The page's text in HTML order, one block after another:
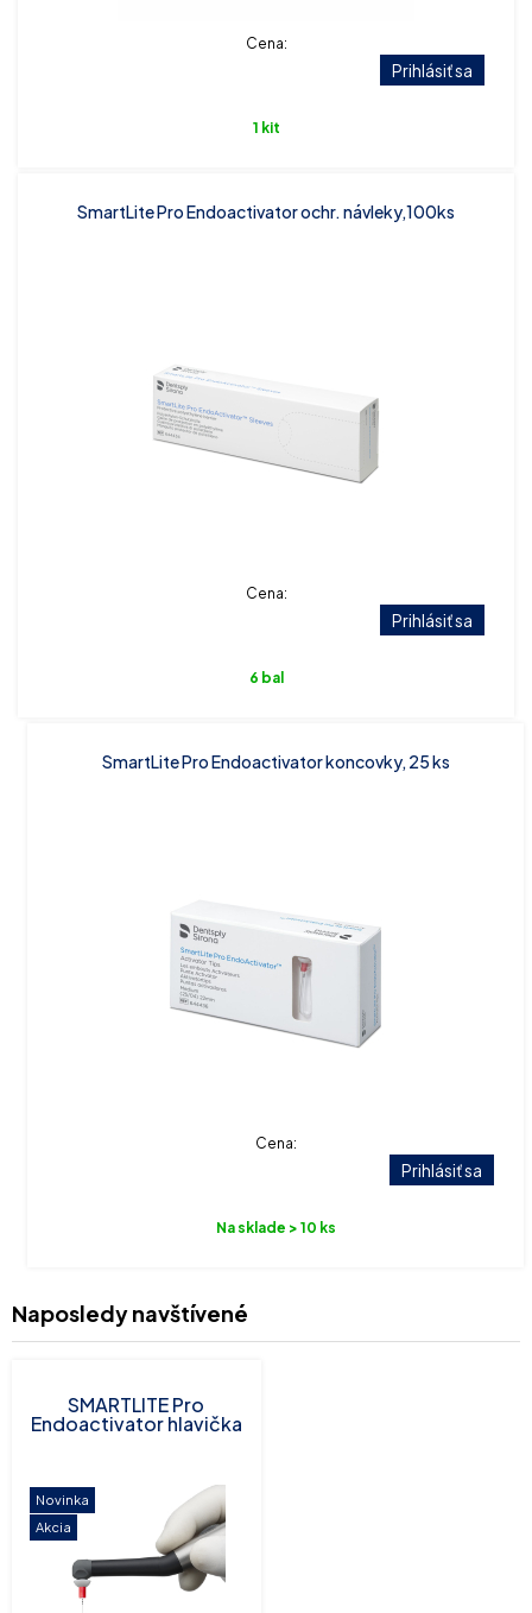
Cena:
Prihlásiť sa
1 kit
SmartLite Pro Endoactivator ochr. návleky,100ks
Cena:
Prihlásiť sa
6 bal
SmartLite Pro Endoactivator koncovky, 25 ks
Cena:
Prihlásiť sa
Na sklade > 10 ks
Naposledy navštívené
SMARTLITE Pro
Endoactivator hlavička
Novinka
Akcia